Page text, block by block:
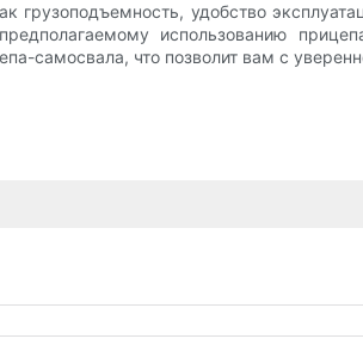
грузоподъемность, удобство
использованию
самосвала, что позволит вам с